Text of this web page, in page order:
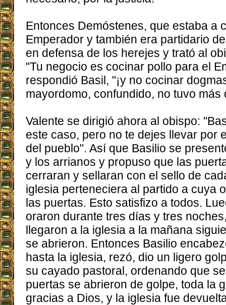
Entonces Demóstenes, que estaba a
Emperador y también era partidario
en defensa de los herejes y trató al
"Tu negocio es cocinar pollo para el
respondió Basil, "¡y no cocinar
mayordomo, confundido, no tuvo más
Valente se dirigió ahora al obispo:
este caso, pero no te dejes llevar por
del pueblo". Así que Basilio se
y los arrianos y propuso que las
cerraran y sellaran con el sello de
iglesia perteneciera al partido a cuya
las puertas. Esto satisfizo a todos.
oraron durante tres días y tres
llegaron a la iglesia a la mañana
se abrieron. Entonces Basilio
hasta la iglesia, rezó, dio un ligero
su cayado pastoral, ordenando que
puertas se abrieron de golpe, toda la
gracias a Dios, y la iglesia fue